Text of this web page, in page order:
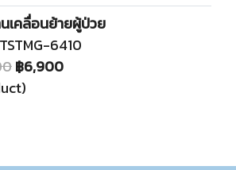
เคลื่อนย้ายผู้ป่วย
6410
฿6,900